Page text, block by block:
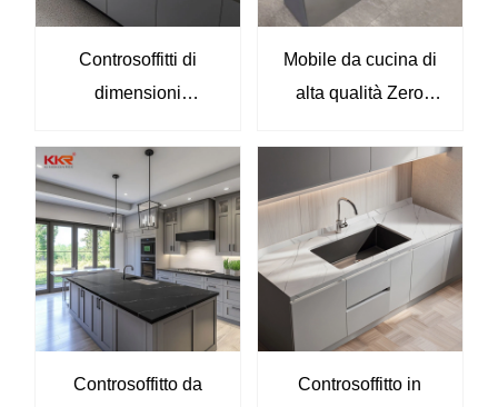
Controsoffitti di
dimensioni
Controsoffitti da
cucina in superficie
solida di alta qualità
Bancone ad isola
Mobile da cucina di
alta qualità Zero
cucina personalizzati
KKR-M8858-B
Controsoffitto da
Controsoffitto in